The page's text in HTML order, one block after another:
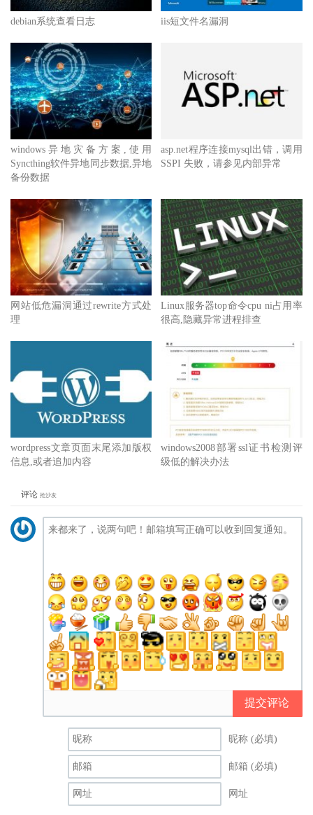
debian系统查看日志 iis短文件名漏洞
windows异地灾备方案,使用
Syncthing软件异地同步数据,异地
备份数据
asp.net程序连接mysql出错，调用
SSPI 失败，请参见内部异常
网站低危漏洞通过rewrite方式处
理
Linux服务器top命令cpu ni占用率
很高,隐藏异常进程排查
wordpress文章页面末尾添加版权
信息,或者追加内容
windows2008部署ssl证书检测评
级低的解决办法
评论 抢沙发
提交评论
昵称 (必填)
邮箱 (必填)
网址